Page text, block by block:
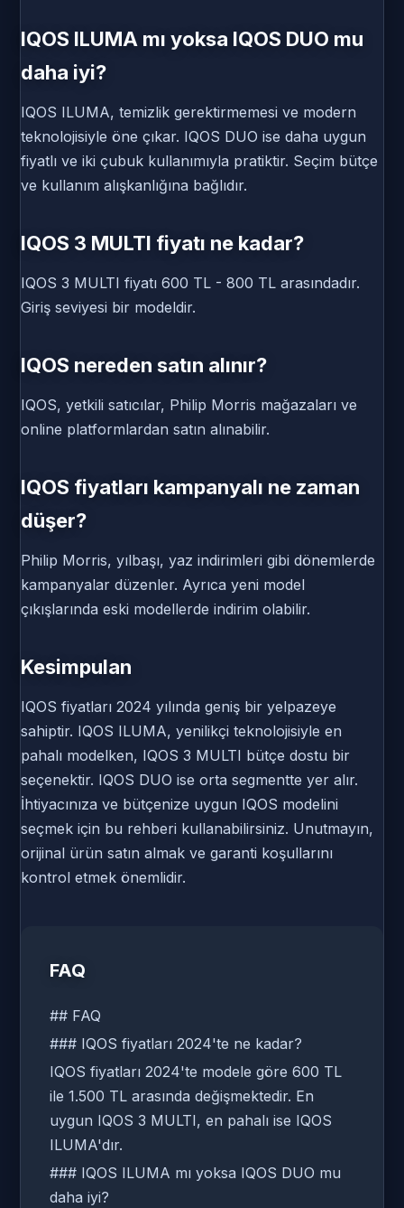
IQOS ILUMA mı yoksa IQOS DUO mu
daha iyi?
IQOS ILUMA, temizlik gerektirmemesi ve modern
teknolojisiyle öne çıkar. IQOS DUO ise daha uygun
fiyatlı ve iki çubuk kullanımıyla pratiktir. Seçim bütçe
ve kullanım alışkanlığına bağlıdır.
IQOS 3 MULTI fiyatı ne kadar?
IQOS 3 MULTI fiyatı 600 TL - 800 TL arasındadır.
Giriş seviyesi bir modeldir.
IQOS nereden satın alınır?
IQOS, yetkili satıcılar, Philip Morris mağazaları ve
online platformlardan satın alınabilir.
IQOS fiyatları kampanyalı ne zaman
düşer?
Philip Morris, yılbaşı, yaz indirimleri gibi dönemlerde
kampanyalar düzenler. Ayrıca yeni model
çıkışlarında eski modellerde indirim olabilir.
Kesimpulan
IQOS fiyatları 2024 yılında geniş bir yelpazeye
sahiptir. IQOS ILUMA, yenilikçi teknolojisiyle en
pahalı modelken, IQOS 3 MULTI bütçe dostu bir
seçenektir. IQOS DUO ise orta segmentte yer alır.
İhtiyacınıza ve bütçenize uygun IQOS modelini
seçmek için bu rehberi kullanabilirsiniz. Unutmayın,
orijinal ürün satın almak ve garanti koşullarını
kontrol etmek önemlidir.
FAQ
## FAQ
### IQOS fiyatları 2024'te ne kadar?
IQOS fiyatları 2024'te modele göre 600 TL
ile 1.500 TL arasında değişmektedir. En
uygun IQOS 3 MULTI, en pahalı ise IQOS
ILUMA'dır.
### IQOS ILUMA mı yoksa IQOS DUO mu
daha iyi?